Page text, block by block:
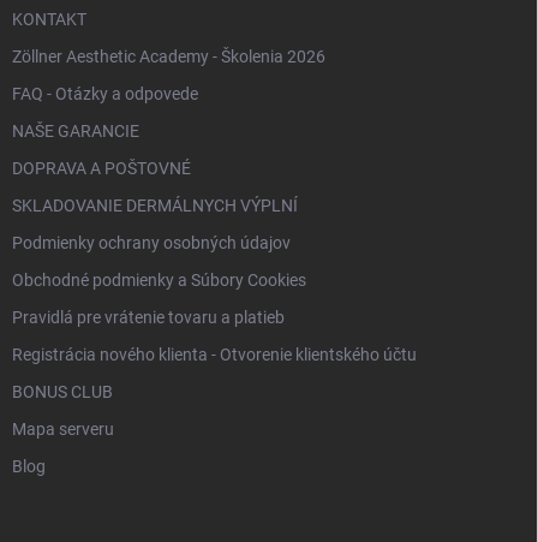
KONTAKT
Zöllner Aesthetic Academy - Školenia 2026
FAQ - Otázky a odpovede
NAŠE GARANCIE
DOPRAVA A POŠTOVNÉ
SKLADOVANIE DERMÁLNYCH VÝPLNÍ
Podmienky ochrany osobných údajov
Obchodné podmienky a Súbory Cookies
Pravidlá pre vrátenie tovaru a platieb
Registrácia nového klienta - Otvorenie klientského účtu
BONUS CLUB
Mapa serveru
Blog